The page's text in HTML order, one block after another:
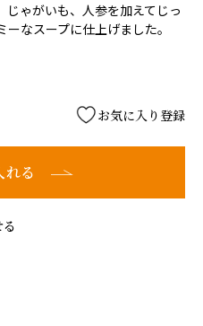
じゃがいも、人参を加えてじっ
なスープに仕上げました。
お気に入り登録
れる